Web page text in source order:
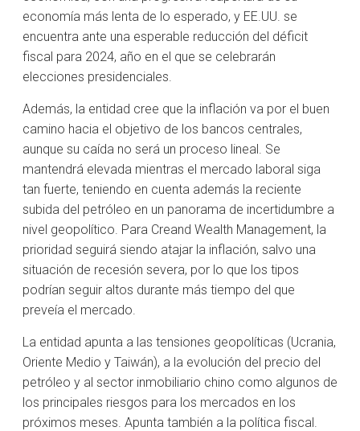
economía más lenta de lo esperado, y EE.UU. se
encuentra ante una esperable reducción del déficit
fiscal para 2024, año en el que se celebrarán
elecciones presidenciales.
Además, la entidad cree que la inflación va por el buen
camino hacia el objetivo de los bancos centrales,
aunque su caída no será un proceso lineal. Se
mantendrá elevada mientras el mercado laboral siga
tan fuerte, teniendo en cuenta además la reciente
subida del petróleo en un panorama de incertidumbre a
nivel geopolítico. Para Creand Wealth Management, la
prioridad seguirá siendo atajar la inflación, salvo una
situación de recesión severa, por lo que los tipos
podrían seguir altos durante más tiempo del que
preveía el mercado.
La entidad apunta a las tensiones geopolíticas (Ucrania,
Oriente Medio y Taiwán), a la evolución del precio del
petróleo y al sector inmobiliario chino como algunos de
los principales riesgos para los mercados en los
próximos meses. Apunta también a la política fiscal.